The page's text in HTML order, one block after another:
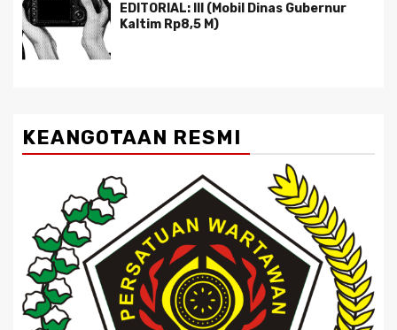
EDITORIAL: III (Mobil Dinas Gubernur
Kaltim Rp8,5 M)
KEANGOTAAN RESMI